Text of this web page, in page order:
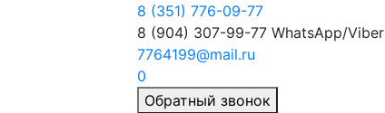
8 (351) 776-09-77
8 (904) 307-99-77 WhatsApp/Viber
7764199@mail.ru
0
Обратный звонок